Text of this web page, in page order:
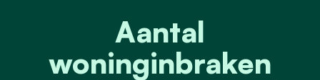
Aantal
woninginbraken